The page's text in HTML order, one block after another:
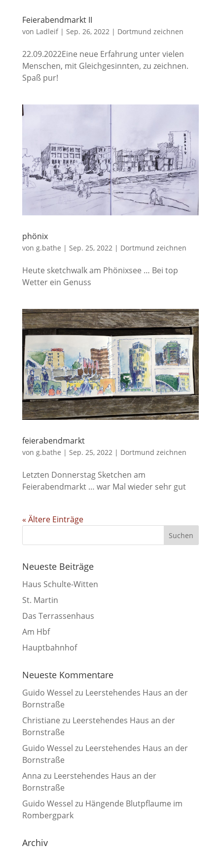
Feierabendmarkt II
von Ladleif| Sep. 26, 2022| Dortmund zeichnen
22.09.2022Eine neue Erfahrung unter vielen
Menschen, mit Gleichgesinnten, zu zeichnen.
Spaß pur!
phönix
von g.bathe | Sep. 25, 2022| Dortmund zeichnen
Heute sketchwalk am Phönixsee … Bei top
Wetter ein Genuss
feierabendmarkt
von g.bathe | Sep. 25, 2022| Dortmund zeichnen
Letzten Donnerstag Sketchen am
Feierabendmarkt … war Mal wieder sehr gut
« Ältere Einträge
Neueste Beiträge
Haus Schulte-Witten
St. Martin
Das Terrassenhaus
Am Hbf
Hauptbahnhof
Neueste Kommentare
Guido Wessel zu Leerstehendes Haus an der
Bornstraße
Christiane zu Leerstehendes Haus an der
Bornstraße
Guido Wessel zu Leerstehendes Haus an der
Bornstraße
Anna zu Leerstehendes Haus an der
Bornstraße
Guido Wessel zu Hängende Blutpflaume im
Rombergpark
Archiv